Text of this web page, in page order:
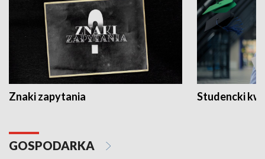
Znaki zapytania Studencki
GOSPODARKA